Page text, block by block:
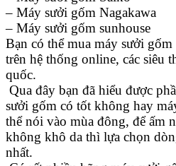
– Máy sưởi gốm Nagakawa
– Máy sưởi gốm sunhouse
Bạn có thể mua máy sưởi gốm
trên hệ thống online, các siêu
quốc.
Qua đây bạn đã hiểu được
sưởi gốm có tốt không hay
thể nói vào mùa đông, để ấm
không khô da thì lựa chọn
nhất.